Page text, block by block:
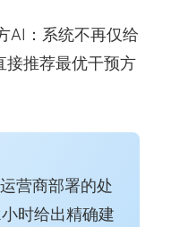
AI：系统不再仅给
接推荐最优干预方
营商部署的处
时给出精确建